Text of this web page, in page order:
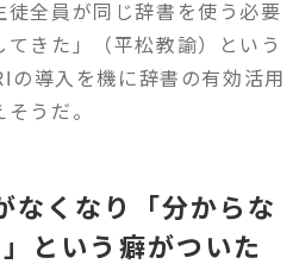
全員が同じ辞書を使う必要
きた」（平松教諭）という
の導入を機に辞書の有効活用
うだ。
なくなり「分からな
という癖がついた